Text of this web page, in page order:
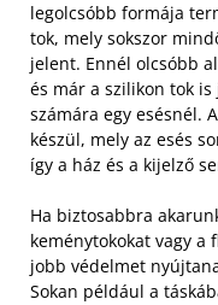
legolcsóbb formája
tok, mely sokszor
jelent. Ennél olcsóbb
és már a szilikon tok
számára egy esésnél.
készül, mely az esés
így a ház és a kijelző
Ha biztosabbra
keménytokokat vagy a
jobb védelmet
Sokan például a